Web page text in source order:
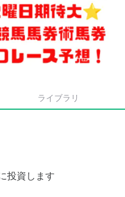
ライブラリ
投資します